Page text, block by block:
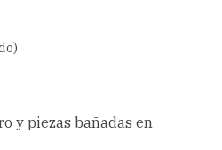
y piezas bañadas en